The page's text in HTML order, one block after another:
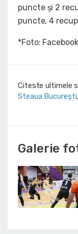
puncte și 2
puncte, 4
*Foto:
Citeste ultimele
Steaua București
Galerie